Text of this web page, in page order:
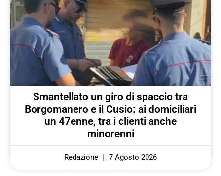
Smantellato un giro di spaccio tra
Borgomanero e il Cusio: ai domiciliari
un 47enne, tra i clienti anche
minorenni
Redazione 7 Agosto 2026